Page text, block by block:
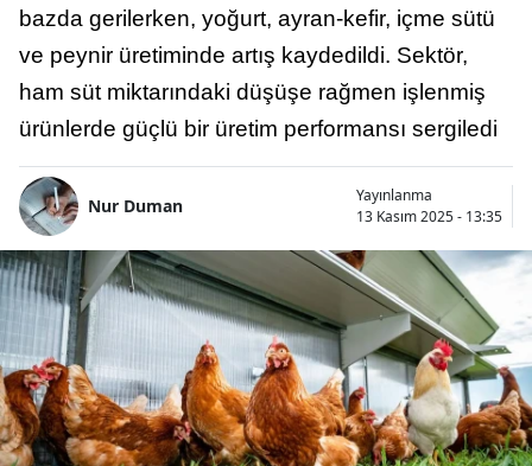
bazda gerilerken, yoğurt, ayran-kefir, içme sütü
ve peynir üretiminde artış kaydedildi. Sektör,
ham süt miktarındaki düşüşe rağmen işlenmiş
ürünlerde güçlü bir üretim performansı sergiledi
Nur Duman
Yayınlanma
13 Kasım 2025 - 13:35